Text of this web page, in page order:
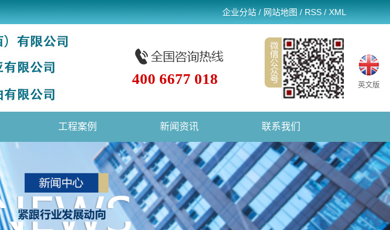
企业分站 / 网站地图 / RSS / XML
400 6677 018 英文版
工程案例 新闻资讯 联系我们